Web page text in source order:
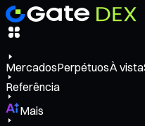
MercadosPerpétuosÀ vista
Referência
Mais